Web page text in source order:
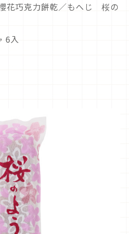
花巧克力餅乾／もへじ 桜の
6入